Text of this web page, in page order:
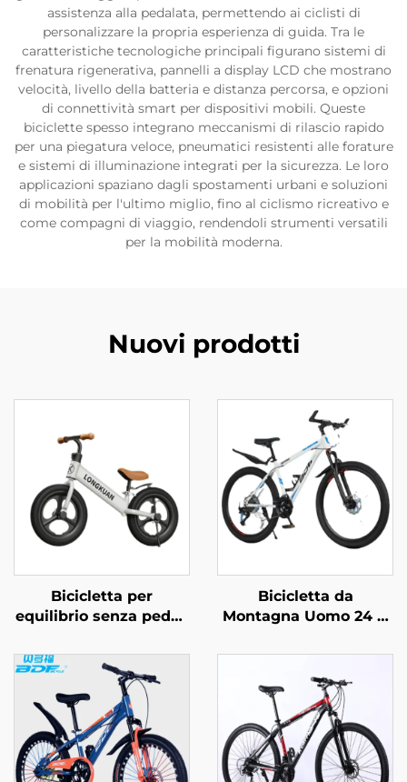
assistenza alla pedalata, permettendo ai ciclisti di
personalizzare la propria esperienza di guida. Tra le
caratteristiche tecnologiche principali figurano sistemi di
frenatura rigenerativa, pannelli a display LCD che mostrano
velocità, livello della batteria e distanza percorsa, e opzioni
di connettività smart per dispositivi mobili. Queste
biciclette spesso integrano meccanismi di rilascio rapido
per una piegatura veloce, pneumatici resistenti alle forature
e sistemi di illuminazione integrati per la sicurezza. Le loro
applicazioni spaziano dagli spostamenti urbani e soluzioni
di mobilità per l'ultimo miglio, fino al ciclismo ricreativo e
come compagni di viaggio, rendendoli strumenti versatili
per la mobilità moderna.
Nuovi prodotti
Bicicletta per
equilibrio senza pedali
anni, passeggino per
neonati, scooter yo-yo,
biciclette per bambini
a due ruote
Bicicletta da
Montagna Uomo 24 &
Fuoristrada a Velocità
Variabile con Pedali
Normali in Acciaio per
Ingrosso con Forcella
in Acciaio